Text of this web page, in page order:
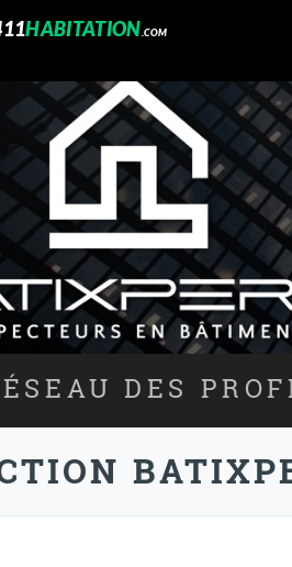
HABITATION .COM
DES